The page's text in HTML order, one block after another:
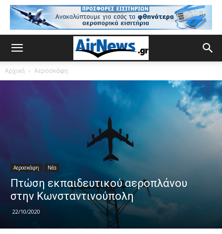
Αρχική Αεροσκάφη
Αεροσκάφη Νέα
Πτώση εκπαιδευτικού αεροπλάνου
στην Κωνσταντινούπολη
22/10/2020